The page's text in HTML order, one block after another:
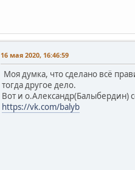
16 мая 2020, 16:46:59
Моя думка, что сделано всё
тогда другое дело.
Вот и о.Александр(Балыбердин)
https://vk.com/balyb